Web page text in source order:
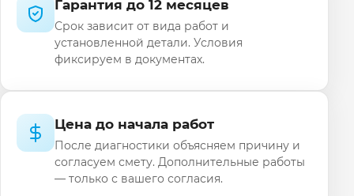
Гарантия до 12 месяцев
Срок зависит от вида работ и
установленной детали. Условия
фиксируем в документах.
Цена до начала работ
После диагностики объясняем причину и
согласуем смету. Дополнительные работы
— только с вашего согласия.